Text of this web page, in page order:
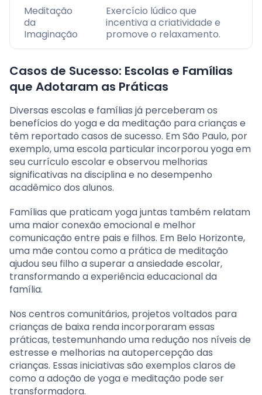
Meditação
da
Imaginação
Exercício lúdico que
incentiva a criatividade e
promove o relaxamento.
Casos de Sucesso: Escolas e Famílias
que Adotaram as Práticas
Diversas escolas e famílias já perceberam os
benefícios do yoga e da meditação para crianças e
têm reportado casos de sucesso. Em São Paulo, por
exemplo, uma escola particular incorporou yoga em
seu currículo escolar e observou melhorias
significativas na disciplina e no desempenho
acadêmico dos alunos.
Famílias que praticam yoga juntas também relatam
uma maior conexão emocional e melhor
comunicação entre pais e filhos. Em Belo Horizonte,
uma mãe contou como a prática de meditação
ajudou seu filho a superar a ansiedade escolar,
transformando a experiência educacional da
família.
Nos centros comunitários, projetos voltados para
crianças de baixa renda incorporaram essas
práticas, testemunhando uma redução nos níveis de
estresse e melhorias na autopercepção das
crianças. Essas iniciativas são exemplos claros de
como a adoção de yoga e meditação pode ser
transformadora.